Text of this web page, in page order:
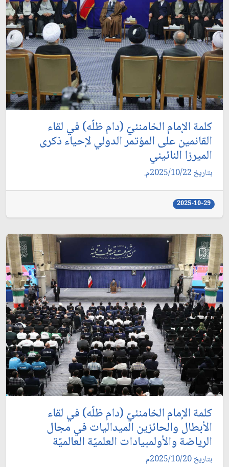
كلمة الإمام الخامنئيّ (دام ظلّه) في لقاء
القائمين على المؤتمر الدولي لإحياء ذكرى
الميرزا النائيني
بتاريخ 2025/10/22م.
2025-10-29
كلمة الإمام الخامنئيّ (دام ظلّه) في لقاء
الأبطال والحائزين الميداليات في مجال
الرياضة والأولمبيادات العلميّة العالميّة
بتاريخ 2025/10/20م